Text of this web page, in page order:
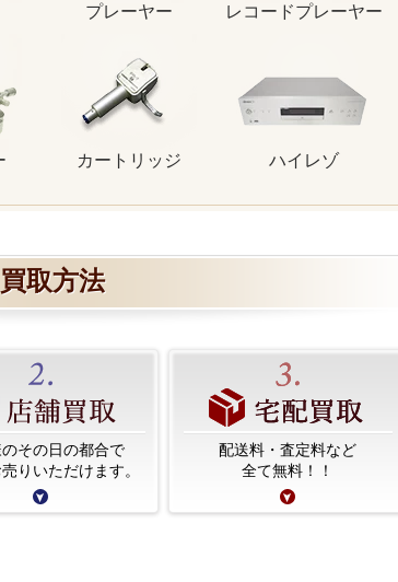
プレーヤー レコードプレーヤー
カートリッジ ハイレゾ
買取方法
その日の都合で
りいただけます。
配送料・査定料など
全て無料！！